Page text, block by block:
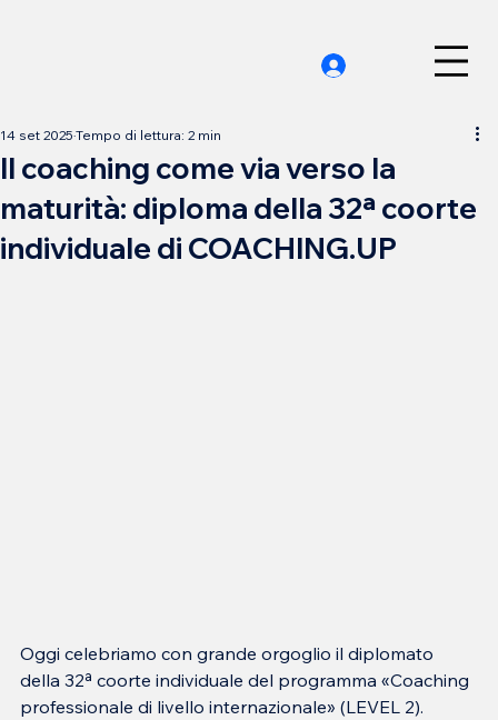
Il coaching come via verso la
maturità: diploma della 32ª coorte
individuale di COACHING.UP
14 set 2025 Tempo di lettura: 2 min
Oggi celebriamo con grande orgoglio il diplomato
della 32ª coorte individuale del programma «Coaching
professionale di livello internazionale» (LEVEL 2).